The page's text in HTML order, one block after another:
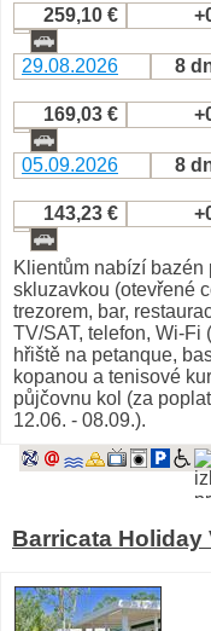
259,10 €
29.08.2026 8
169,03 €
05.09.2026 8
143,23 €
Klientům nabízí bazén
skluzavkou (otevřené
trezorem, bar,
TV/SAT, telefon, Wi-Fi
hřiště na petanque,
kopanou a tenisové
půjčovnu kol (za
12.06. - 08.09.).
Barricata Holiday